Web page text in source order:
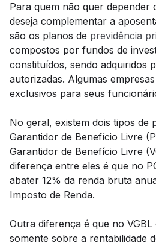
Para quem não quer depender
deseja complementar a
são os planos de previdência
compostos por fundos de
constituídos, sendo adquiridos
autorizadas. Algumas
exclusivos para seus
No geral, existem dois tipos de
Garantidor de Benefício Livre
Garantidor de Benefício Livre
diferença entre eles é que no
abater 12% da renda bruta
Imposto de Renda.
Outra diferença é que no
somente sobre a rentabilidade